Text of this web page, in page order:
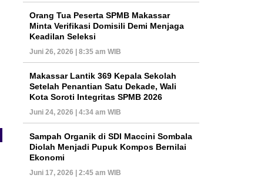
Orang Tua Peserta SPMB Makassar
Minta Verifikasi Domisili Demi Menjaga
Keadilan Seleksi
Juni 26, 2026 | 8:35 am WIB
Makassar Lantik 369 Kepala Sekolah
Setelah Penantian Satu Dekade, Wali
Kota Soroti Integritas SPMB 2026
Juni 24, 2026 | 4:34 am WIB
Sampah Organik di SDI Maccini Sombala
Diolah Menjadi Pupuk Kompos Bernilai
Ekonomi
Juni 17, 2026 | 2:45 am WIB